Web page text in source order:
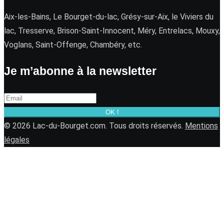
Aix-les-Bains, Le Bourget-du-lac, Grésy-sur-Aix, le Viviers du
lac, Tresserve, Brison-Saint-Innocent, Méry, Entrelacs, Mouxy,
Voglans, Saint-Offenge, Chambéry, etc.
Je m’abonne à la newsletter
OK !
© 2026 Lac-du-Bourget.com. Tous droits réservés. Mentions
légales